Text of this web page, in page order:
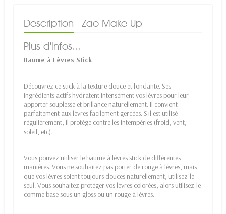
Description
Zao Make-Up
Plus d'infos...
Baume à Lèvres Stick
Découvrez ce stick à la texture douce et fondante. Ses
ingrédients actifs hydratent intensément vos lèvres pour leur
apporter souplesse et brillance naturellement. Il convient
parfaitement aux lèvres facilement gercées. S'il est utilisé
régulièrement, il protège contre les intempéries (froid, vent,
soleil, etc).
Vous pouvez utiliser le baume à lèvres stick de différentes
manières. Vous ne souhaitez pas porter de rouge à lèvres, mais
que vos lèvres soient toujours douces naturellement, utilisez-le
seul. Vous souhaitez protéger vos lèvres colorées, alors utilisez-le
comme base sous un gloss ou un rouge à lèvres.